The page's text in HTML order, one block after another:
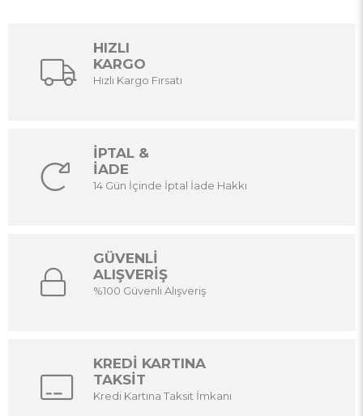
HIZLI
KARGO
Hızlı Kargo Fırsatı
İPTAL &
İADE
14 Gün İçinde İptal İade Hakkı
GÜVENLİ
ALIŞVERİŞ
%100 Güvenli Alışveriş
KREDİ KARTINA
TAKSİT
Kredi Kartına Taksit İmkanı